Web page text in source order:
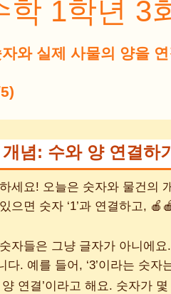
학 1학년 3
와 실제 사물의 양을
념: 수와 양 연결하기
세요! 오늘은 숫자와 물건의
으면 숫자 ‘1’과 연결하고,
자들은 그냥 글자가 아니에
다. 예를 들어, ‘3’이라는 숫
양 연결’이라고 해요. 숫자가